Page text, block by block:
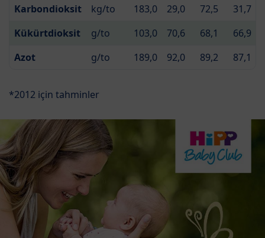
Karbondioksit
kg/to 183,0 29,0 72,5
31,7
Kükürtdioksit
g/to 103,0 70,6 68,1
66,9
Azot
g/to 189,0 92,0 89,2 87,1
*2012 için tahminler